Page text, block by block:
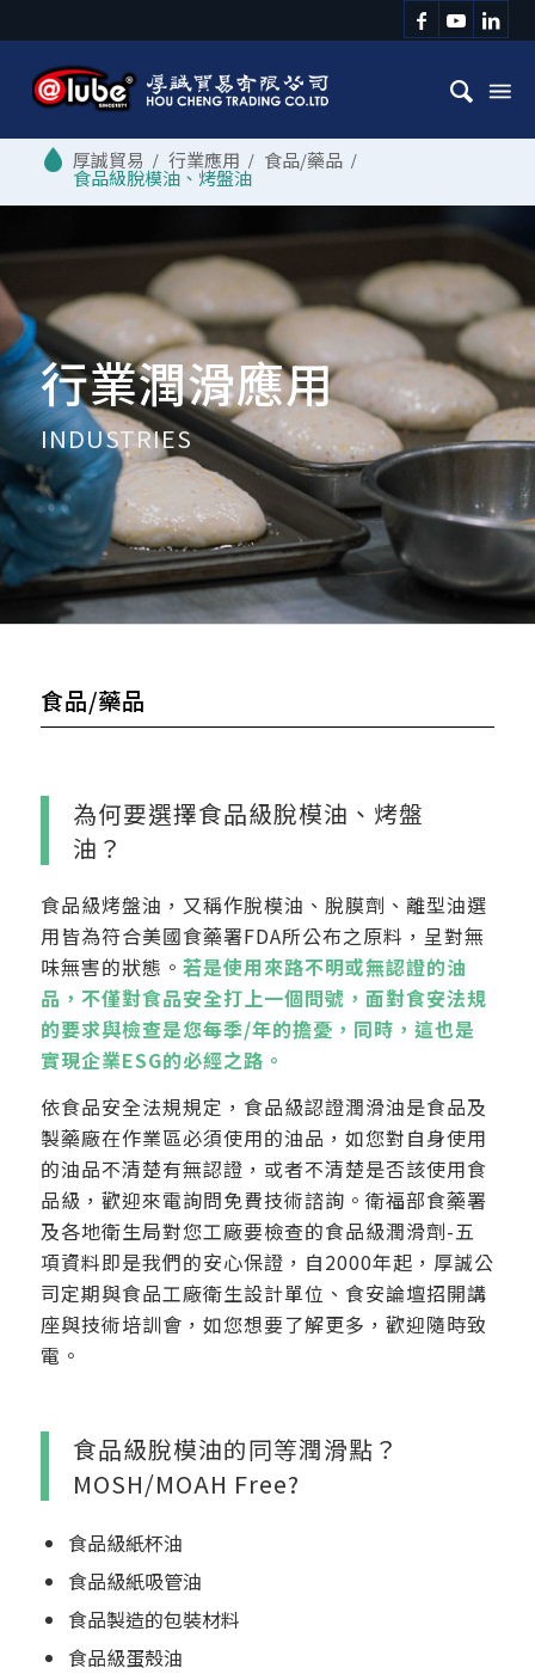
/ 行業應用 / 食品/藥品 /
食品級脫模油、烤盤油
行業潤滑應用
INDUSTRIES
食品/藥品
為何要選擇食品級脫模油、烤盤
油？
食品級烤盤油，又稱作脫模油、脫膜劑、離型油選
用皆為符合美國食藥署FDA所公布之原料，呈對無
味無害的狀態。 若是使用來路不明或無認證的油
品，不僅對食品安全打上一個問號，面對食安法規
的要求與檢查是您每季/年的擔憂，同時，這也是
實現企業ESG的必經之路。
依食品安全法規規定，食品級認證潤滑油是食品及
製藥廠在作業區必須使用的油品，如您對自身使用
的油品不清楚有無認證，或者不清楚是否該使用食
品級，歡迎來電詢問免費技術諮詢。衛福部食藥署
及各地衛生局對您工廠要檢查的食品級潤滑劑-五
項資料即是我們的安心保證，自2000年起，厚誠公
司定期與食品工廠衛生設計單位、食安論壇招開講
座與技術培訓會，如您想要了解更多，歡迎隨時致
電。
食品級脫模油的同等潤滑點？
MOSH/MOAH Free?
食品級紙杯油
食品級紙吸管油
食品製造的包裝材料
食品級蛋殼油